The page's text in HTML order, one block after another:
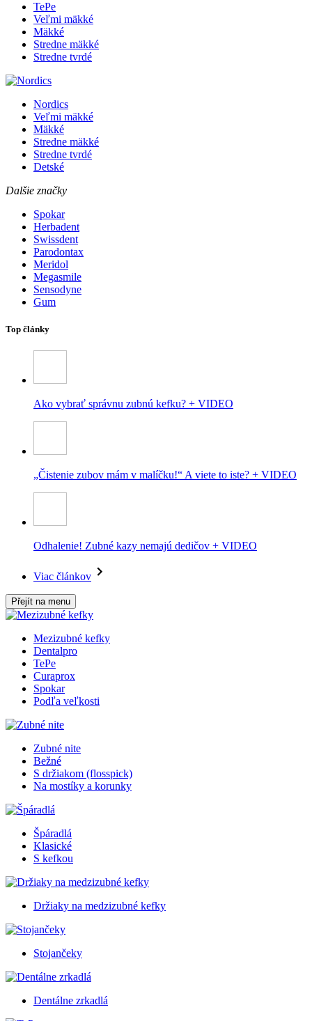
TePe
Veľmi mäkké
Mäkké
Stredne mäkké
Stredne tvrdé
Nordics
Veľmi mäkké
Mäkké
Stredne mäkké
Stredne tvrdé
Detské
Dalšie značky
Spokar
Herbadent
Swissdent
Parodontax
Meridol
Megasmile
Sensodyne
Gum
Top články
Ako vybrať správnu zubnú kefku? + VIDEO
„Čistenie zubov mám v malíčku!“ A viete to iste? + VIDEO
Odhalenie! Zubné kazy nemajú dedičov + VIDEO
Viac článkov
Přejít na menu
Mezizubné kefky
Dentalpro
TePe
Curaprox
Spokar
Podľa veľkosti
Zubné nite
Bežné
S držiakom (flosspick)
Na mostíky a korunky
Špáradlá
Klasické
S kefkou
Držiaky na medzizubné kefky
Stojančeky
Dentálne zrkadlá